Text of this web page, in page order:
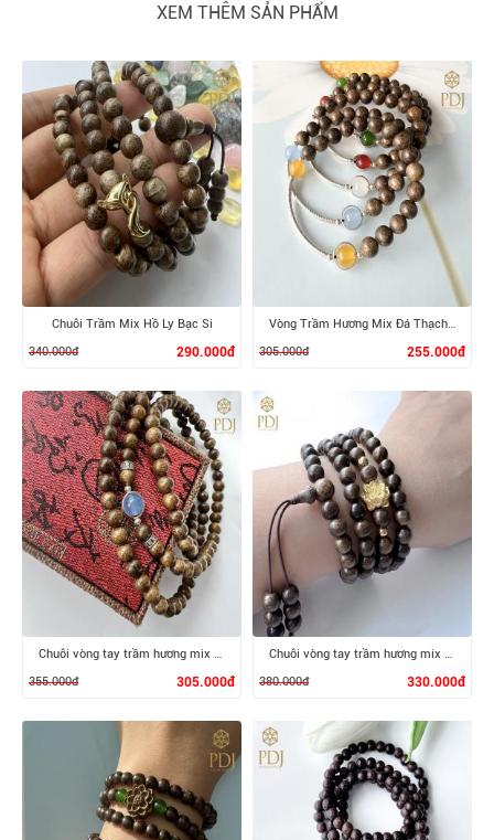
XEM THÊM SẢN PHẨM
XEM CHI TIẾT
Chuỗi Trầm Mix Hồ Ly Bạc Si
340.000đ
290.000đ
XEM CHI TIẾT
Vòng Trầm Hương Mix Đá Thạch Anh Phong Thuỷ
305.000đ
255.000đ
Chuỗi vòng tay trầm hương mix đá thạch anh
355.000đ
305.000đ
Chuỗi vòng tay trầm hương mix sen bạc si
380.000đ
330.000đ